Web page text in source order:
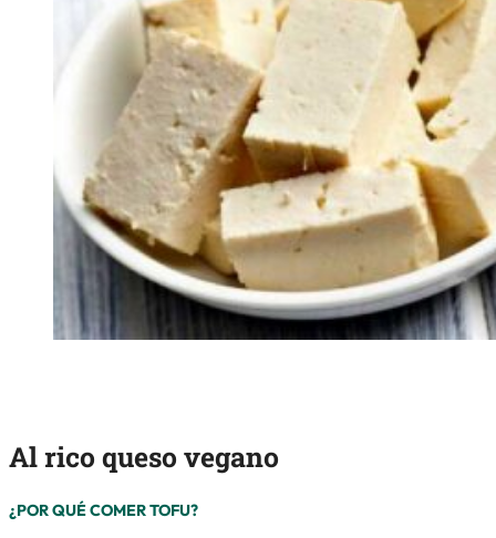
Al rico queso vegano
¿POR QUÉ COMER TOFU?